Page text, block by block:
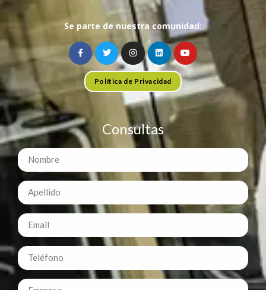
Se parte de nuestra comunidad:
Política de Privacidad
Consultas